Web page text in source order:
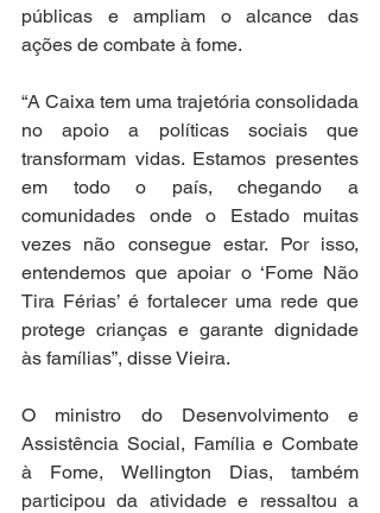
públicas e ampliam o alcance das
ações de combate à fome.
“A Caixa tem uma trajetória consolidada
no apoio a políticas sociais que
transformam vidas. Estamos presentes
em todo o país, chegando a
comunidades onde o Estado muitas
vezes não consegue estar. Por isso,
entendemos que apoiar o ‘Fome Não
Tira Férias’ é fortalecer uma rede que
protege crianças e garante dignidade
às famílias”, disse Vieira.
O ministro do Desenvolvimento e
Assistência Social, Família e Combate
à Fome, Wellington Dias, também
participou da atividade e ressaltou a